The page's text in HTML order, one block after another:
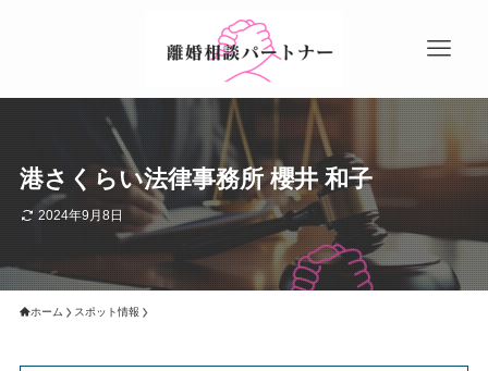
港さくらい法律事務所 櫻井 和子
2024年9月8日
ホーム スポット情報